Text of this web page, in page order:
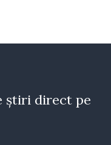
știri direct pe